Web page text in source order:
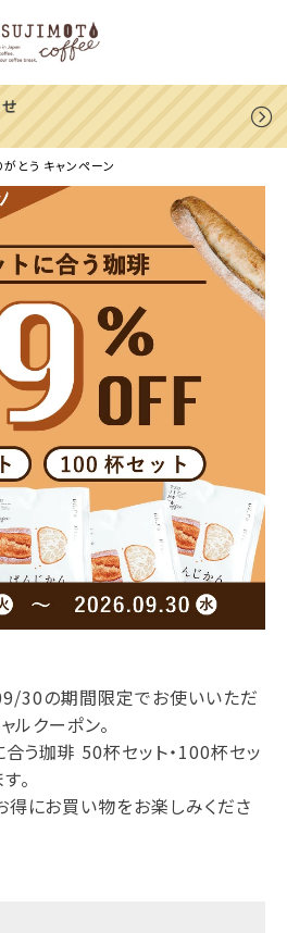
への配送遅延のご案内
がとう キャンペーン
の期間限定でお使いいただ
ルクーポン。
合う珈琲 50杯セット・100杯セッ
。
得にお買い物をお楽しみくださ